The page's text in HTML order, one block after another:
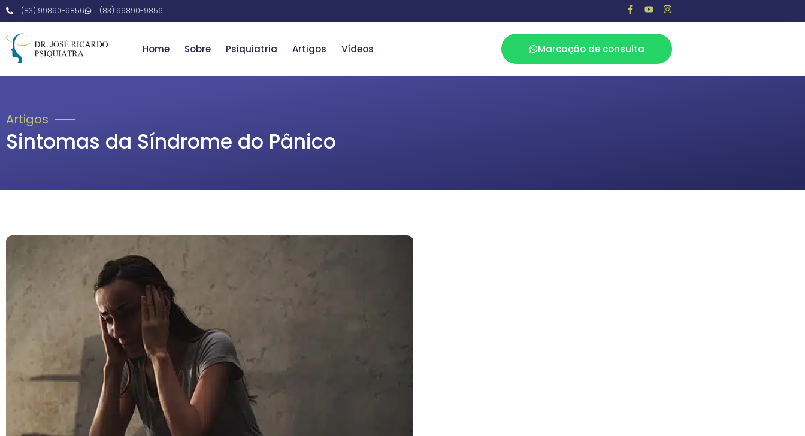
(83) 99890-9856 (83) 99890-9856
Home Sobre Psiquiatria Artigos Vídeos Marcação de consulta
Artigos
Sintomas da Síndrome do Pânico